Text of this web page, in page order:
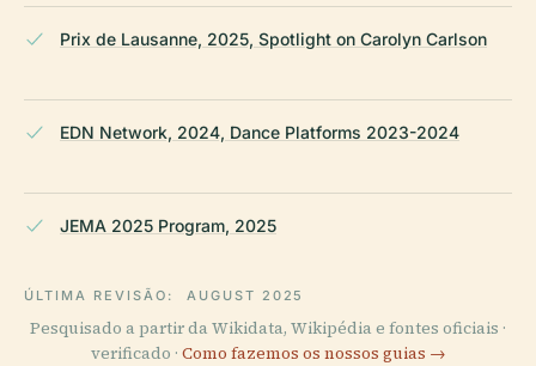
Prix de Lausanne, 2025, Spotlight on Carolyn Carlson
EDN Network, 2024, Dance Platforms 2023-2024
JEMA 2025 Program, 2025
ÚLTIMA REVISÃO: AUGUST 2025
Pesquisado a partir da Wikidata, Wikipédia e fontes oficiais ·
verificado · Como fazemos os nossos guias →